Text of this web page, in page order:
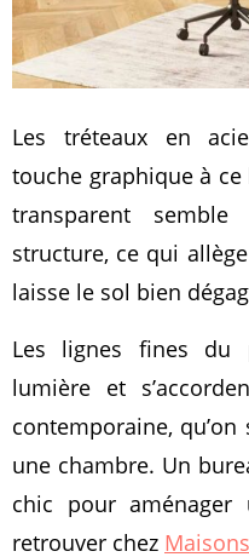
Les tréteaux en
touche graphique à
transparent
structure, ce qui
laisse le sol bien
Les lignes fines du
lumière et
contemporaine,
une chambre. Un
chic pour
retrouver chez